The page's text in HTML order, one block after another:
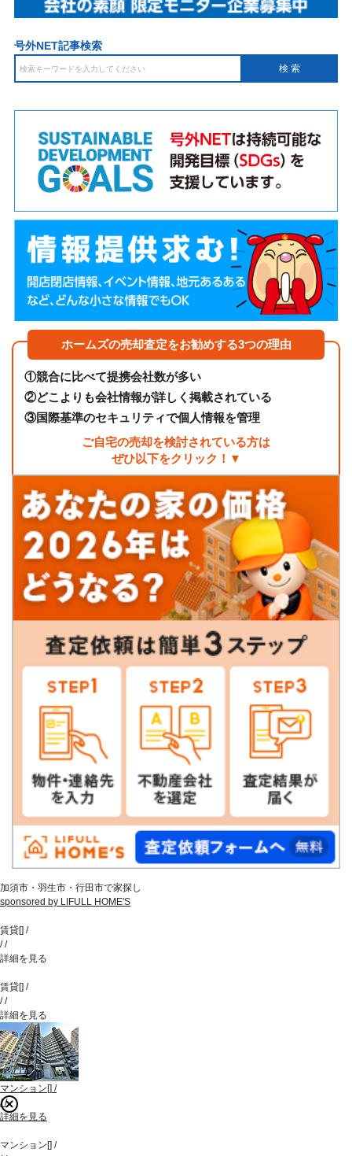
号外NET記事検索
ホームズの売却査定をお勧めする3つの理由
①競合に比べて提携会社数が多い
②どこよりも会社情報が詳しく掲載されている
③国際基準のセキュリティで個人情報を管理
ご自宅の売却を検討されている方は
ぜひ以下をクリック！▼
加須市・羽生市・行田市で家探し
sponsored by LIFULL HOME'S
賃貸[] /
//
詳細を見る
賃貸[] /
//
詳細を見る
マンション [] /
//
詳細を見る
マンション [] /